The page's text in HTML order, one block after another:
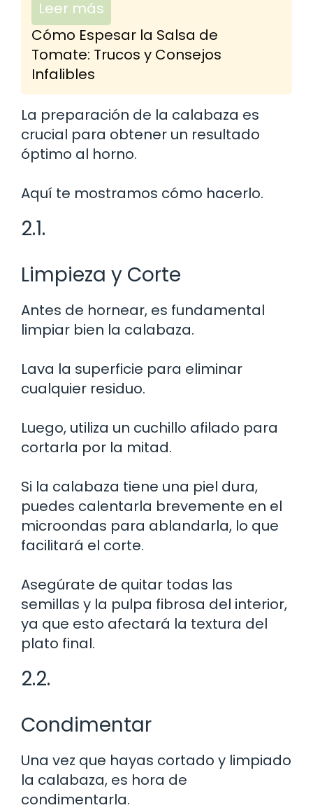
Leer más
Cómo Espesar la Salsa de
Tomate: Trucos y Consejos
Infalibles
La preparación de la calabaza es
crucial para obtener un resultado
óptimo al horno.
Aquí te mostramos cómo hacerlo.
2.1.
Limpieza y Corte
Antes de hornear, es fundamental
limpiar bien la calabaza.
Lava la superficie para eliminar
cualquier residuo.
Luego, utiliza un cuchillo afilado para
cortarla por la mitad.
Si la calabaza tiene una piel dura,
puedes calentarla brevemente en el
microondas para ablandarla, lo que
facilitará el corte.
Asegúrate de quitar todas las
semillas y la pulpa fibrosa del interior,
ya que esto afectará la textura del
plato final.
2.2.
Condimentar
Una vez que hayas cortado y limpiado
la calabaza, es hora de
condimentarla.